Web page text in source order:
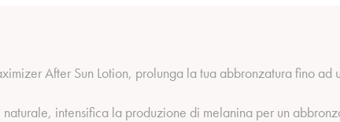
After Sun Lotion, prolunga la tua abbronzatura fino ad
intensifica la produzione di melanina per un